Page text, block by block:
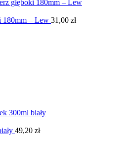
180mm – Lew 31,00 zł
49,20 zł